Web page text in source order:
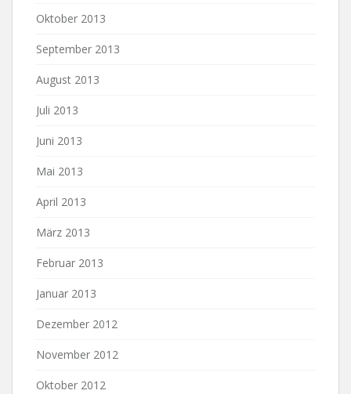
Oktober 2013
September 2013
August 2013
Juli 2013
Juni 2013
Mai 2013
April 2013
März 2013
Februar 2013
Januar 2013
Dezember 2012
November 2012
Oktober 2012